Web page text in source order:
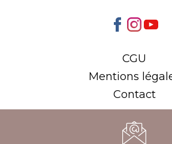
CGU
Mentions
Contact